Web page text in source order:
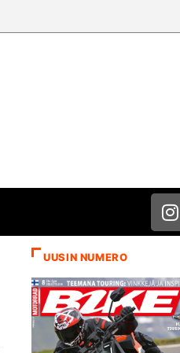
UUSIN NUMERO